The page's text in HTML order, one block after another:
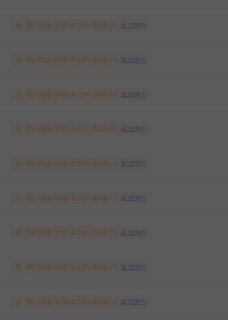
해당 댓글을 보려면 로그인이 필요합니다. 로그인하기
해당 댓글을 보려면 로그인이 필요합니다. 로그인하기
해당 댓글을 보려면 로그인이 필요합니다. 로그인하기
해당 댓글을 보려면 로그인이 필요합니다. 로그인하기
해당 댓글을 보려면 로그인이 필요합니다. 로그인하기
해당 댓글을 보려면 로그인이 필요합니다. 로그인하기
해당 댓글을 보려면 로그인이 필요합니다. 로그인하기
해당 댓글을 보려면 로그인이 필요합니다. 로그인하기
해당 댓글을 보려면 로그인이 필요합니다. 로그인하기